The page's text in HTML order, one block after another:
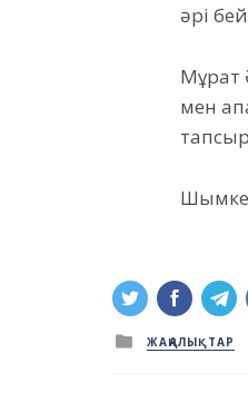
әрі
Мұрат
мен
Posted
in
ЖАҢАЛЫҚТАР